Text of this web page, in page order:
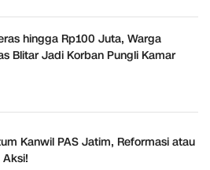
hingga Rp100 Juta, Warga
Blitar Jadi Korban Pungli Kamar
Kanwil PAS Jatim, Reformasi atau